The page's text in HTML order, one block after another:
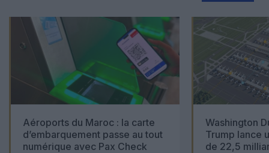
Aéroports du Maroc : la carte
d’embarquement passe au tout
numérique avec Pax Check
Washington
Trump lance
de 22,5